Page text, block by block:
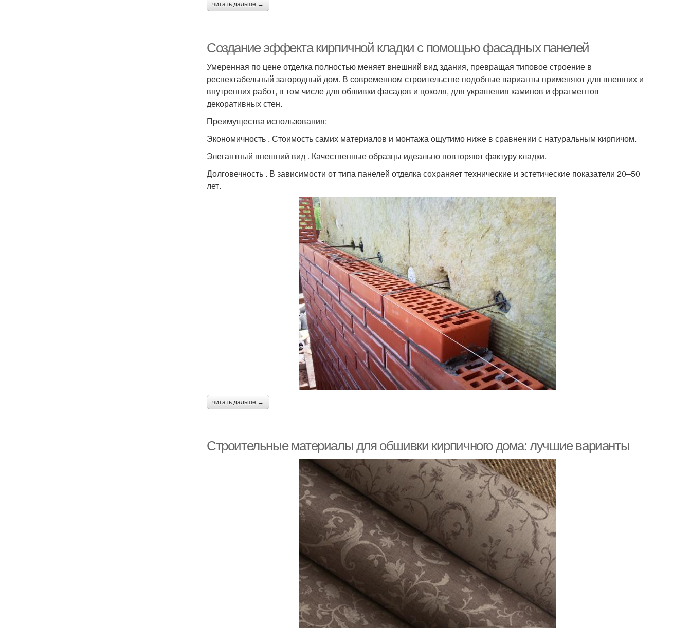
читать дальше →
Создание эффекта кирпичной кладки с помощью фасадных панелей
Умеренная по цене отделка полностью меняет внешний вид здания, превращая типовое строение в
респектабельный загородный дом. В современном строительстве подобные варианты применяют для внешних и
внутренних работ, в том числе для обшивки фасадов и цоколя, для украшения каминов и фрагментов
декоративных стен.
Преимущества использования:
Экономичность . Стоимость самих материалов и монтажа ощутимо ниже в сравнении с натуральным кирпичом.
Элегантный внешний вид . Качественные образцы идеально повторяют фактуру кладки.
Долговечность . В зависимости от типа панелей отделка сохраняет технические и эстетические показатели 20–50
лет.
читать дальше →
Строительные материалы для обшивки кирпичного дома: лучшие варианты